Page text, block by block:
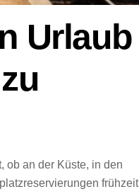
Urlaub
ob an der Küste, in den